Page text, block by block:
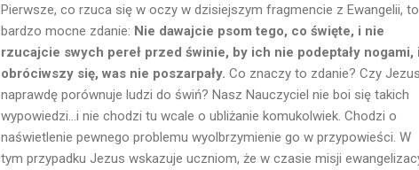
Pierwsze, co rzuca się w oczy w dzisiejszym fragmencie z Ewangelii, to
bardzo mocne zdanie: Nie dawajcie psom tego, co święte, i nie
rzucajcie swych pereł przed świnie, by ich nie podeptały nogami, i
obróciwszy się, was nie poszarpały. Co znaczy to zdanie? Czy Jezus
naprawdę porównuje ludzi do świń? Nasz Nauczyciel nie boi się takich
wypowiedzi...i nie chodzi tu wcale o ubliżanie komukolwiek. Chodzi o
naświetlenie pewnego problemu wyolbrzymienie go w przypowieści. W
tym przypadku Jezus wskazuje uczniom, że w czasie misji